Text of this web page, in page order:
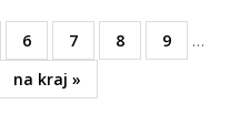
Page
6 Page
7 Page
8 Page
9
…
Last
page
na kraj »